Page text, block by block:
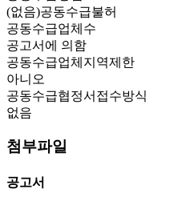
(없음)공동수급불허
공동수급업체수
공고서에 의함
공동수급업체지역제한
아니오
공동수급협정서접수방식
없음
첨부파일
공고서